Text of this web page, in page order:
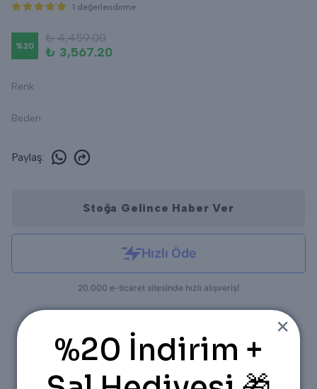
1 değerlendirme
%20
₺ 4,459.00
₺ 3,567.20
Renk
Beden
Paylaş:
Stoğa Gelince Haber Ver
Son 24 saatte12adet satıldı
%20 İndirim +